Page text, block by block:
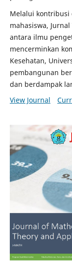
Melalui kontribusi
mahasiswa,
antara ilmu
mencerminkan
Kesehatan,
pembangunan
dan berdampak
View Journal